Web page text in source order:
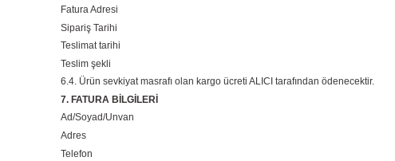
Fatura Adresi
Sipariş Tarihi
Teslimat tarihi
Teslim şekli
6.4. Ürün sevkiyat masrafı olan kargo ücreti ALICI tarafından ödenecektir.
7. FATURA BİLGİLERİ
Ad/Soyad/Unvan
Adres
Telefon